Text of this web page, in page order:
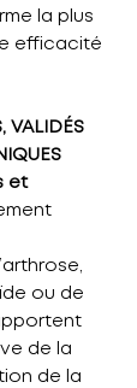
la plus
efficacité
VALIDÉS
et
ou de
de la
de la